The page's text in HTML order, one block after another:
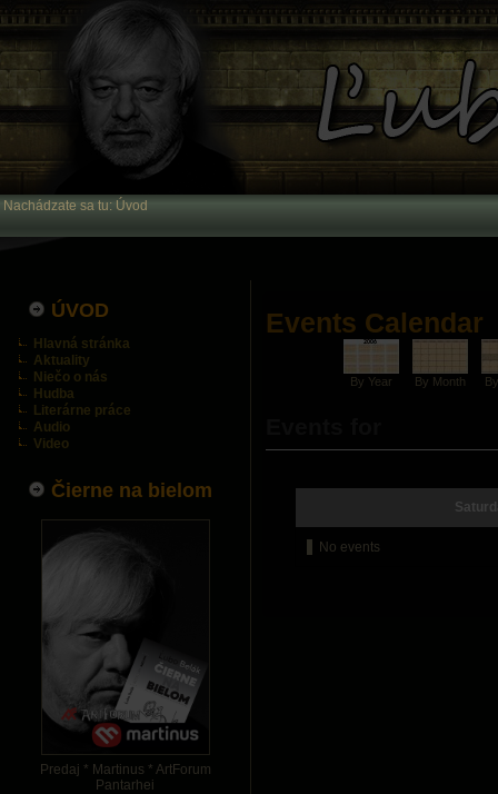
Nachádzate sa tu: Úvod
ÚVOD
Hlavná stránka
Aktuality
Niečo o nás
Hudba
Literárne práce
Audio
Video
Čierne na bielom
Predaj * Martinus * ArtForum
Pantarhei
Events Calendar
By Year By Month
No events